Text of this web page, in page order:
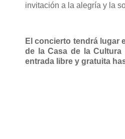
invitación a la alegría y la
El concierto tendrá lugar
de la Casa de la
entrada libre y gratuita